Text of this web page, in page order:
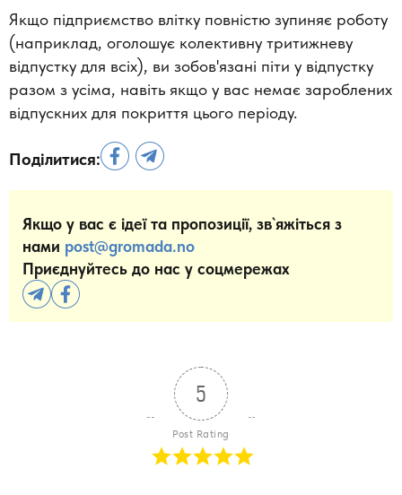
Якщо підприємство влітку повністю зупиняє роботу
(наприклад, оголошує колективну тритижневу
відпустку для всіх), ви зобов'язані піти у відпустку
разом з усіма, навіть якщо у вас немає зароблених
відпускних для покриття цього періоду.
Поділитися:
Якщо у вас є ідеї та пропозиції, зв`яжіться з
нами post@gromada.no
Приєднуйтесь до нас у соцмережах
5
Post Rating